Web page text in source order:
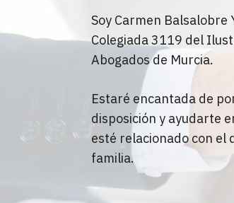
Soy Carmen Balsalobre
Colegiada 3119 del
Abogados de Murcia.
Estaré encantada de
disposición y ayudarte
esté relacionado con el
familia.